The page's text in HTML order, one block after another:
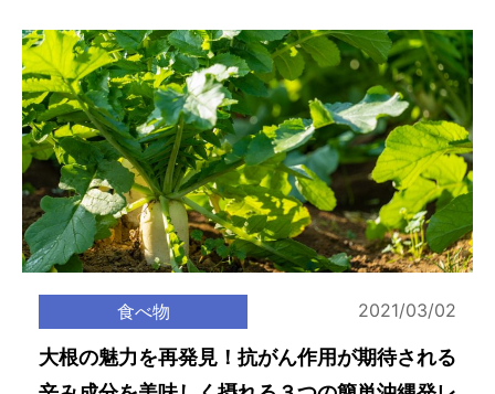
食べ物 2021/03/02
大根の魅力を再発見！抗がん作用が期待される